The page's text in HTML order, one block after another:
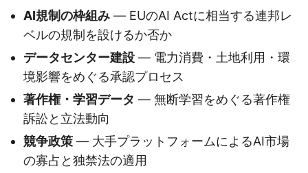
AI規制の枠組み — EUのAI Actに相当する連邦レ
ベルの規制を設けるか否か
データセンター建設 — 電力消費・土地利用・環
境影響をめぐる承認プロセス
著作権・学習データ — 無断学習をめぐる著作権
訴訟と立法動向
競争政策 — 大手プラットフォームによるAI市場
の寡占と独禁法の適用